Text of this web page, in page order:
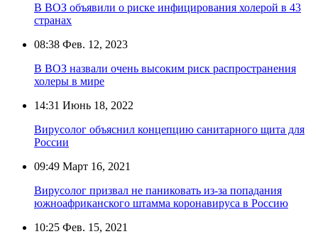
В ВОЗ объявили о риске инфицирования холерой в 43
странах
08:38 Фев. 12, 2023
В ВОЗ назвали очень высоким риск распространения
холеры в мире
14:31 Июнь 18, 2022
Вирусолог объяснил концепцию санитарного щита для
России
09:49 Март 16, 2021
Вирусолог призвал не паниковать из-за попадания
южноафриканского штамма коронавируса в Россию
10:25 Фев. 15, 2021